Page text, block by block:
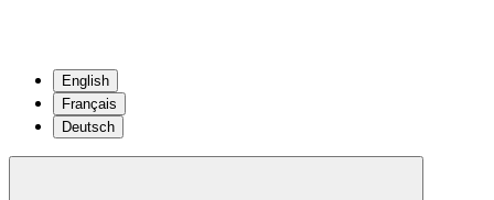
English
Français
Deutsch